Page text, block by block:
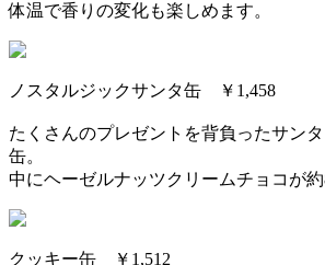
体温で香りの変化も楽しめます。
ノスタルジックサンタ缶 ￥1,458
たくさんのプレゼントを背負ったサン
缶。
中にヘーゼルナッツクリームチョコが約
クッキー缶 ￥1,512